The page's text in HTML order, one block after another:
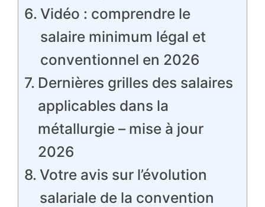
Vidéo : comprendre le
salaire minimum légal et
conventionnel en 2026
Dernières grilles des salaires
applicables dans la
métallurgie – mise à jour
2026
Votre avis sur l’évolution
salariale de la convention